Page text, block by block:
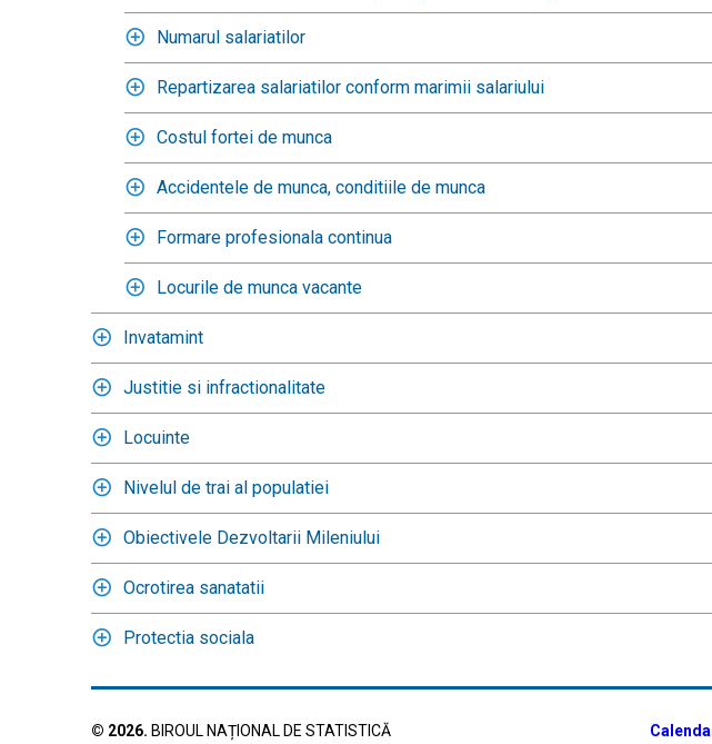
Numarul salariatilor
Repartizarea salariatilor conform marimii salariului
Costul fortei de munca
Accidentele de munca, conditiile de munca
Formare profesionala continua
Locurile de munca vacante
Invatamint
Justitie si infractionalitate
Locuinte
Nivelul de trai al populatiei
Obiectivele Dezvoltarii Mileniului
Ocrotirea sanatatii
Protectia sociala
© 2026. BIROUL NAȚIONAL DE STATISTICĂ